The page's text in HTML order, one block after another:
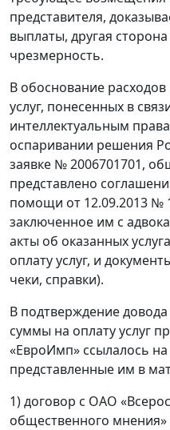
представителя,
выплаты, другая
чрезмерность.
В обоснование
услуг, понесенных в
интеллектуальным
оспаривании решения
заявке № 2006701701,
представлено
помощи от 12.09.2013 №
заключенное им с
акты об оказанных
оплату услуг, и
чеки, справки).
В подтверждение
суммы на оплату услуг
«ЕвроИмп» ссылалось
представленные им в
1) договор с ОАО
общественного мнения»